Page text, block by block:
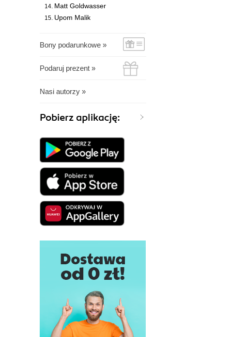
Matt Goldwasser
Upom Malik
Bony podarunkowe »
Podaruj prezent »
Nasi autorzy »
Pobierz aplikację: